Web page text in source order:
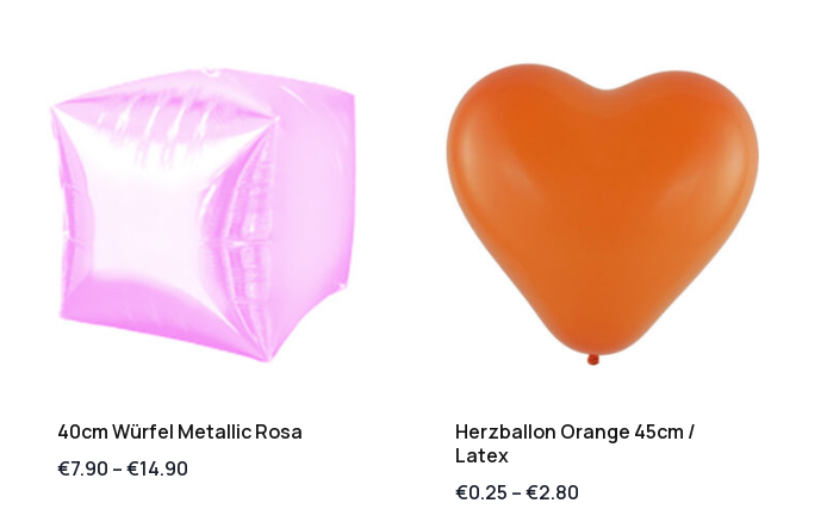
40cm Würfel Metallic Rosa
€7.90 –€14.90
Herzballon Orange 45cm /
Latex
€0.25 –€2.80